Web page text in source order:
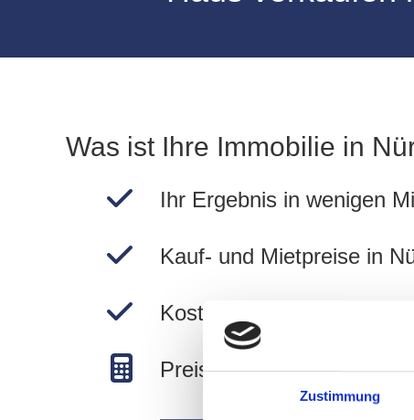
Zustimmung
Was ist Ihre Immobilie in
Ihr Ergebnis in wenigen
Kauf- und Mietpreise in
Kostenlos und
Preise in Nürnberg